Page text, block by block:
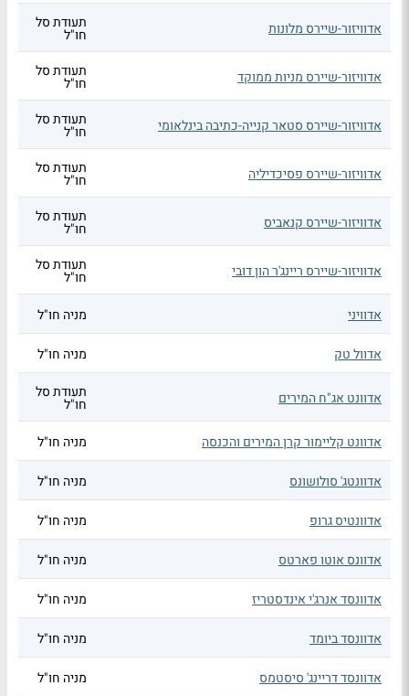
אדוויזור-שיירס מלונות תעודת סל
חו"ל
אדוויזור-שיירס מניות ממוקד תעודת סל
חו"ל
אדוויזור-שיירס סטאר קנייה-כתיבה בינלאומי תעודת סל
חו"ל
אדוויזור-שיירס פסיכדיליה תעודת סל
חו"ל
אדוויזור-שיירס קנאביס תעודת סל
חו"ל
אדוויזור-שיירס ריינג'ר הון דובי תעודת סל
חו"ל
אדוויני
מניה חו"ל
אדוול טק מניה חו"ל
אדוונט אג"ח המירים תעודת סל
חו"ל
אדוונט קליימור קרן המירים והכנסה
מניה חו"ל
אדוונטג' סולושונס מניה חו"ל
אדוונטיס גרופ מניה חו"ל
אדוונס אוטו פארטס מניה חו"ל
אדוונסד אנרג'י אינדסטריז מניה חו"ל
אדוונסד ביומד מניה חו"ל
אדוונסד דריינג' סיסטמס מניה חו"ל